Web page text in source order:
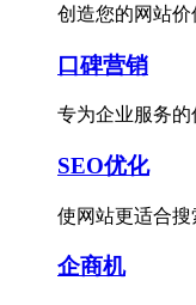
创造您的网站价
口碑营销
专为企业服务
SEO优化
使网站更适合搜
企商机